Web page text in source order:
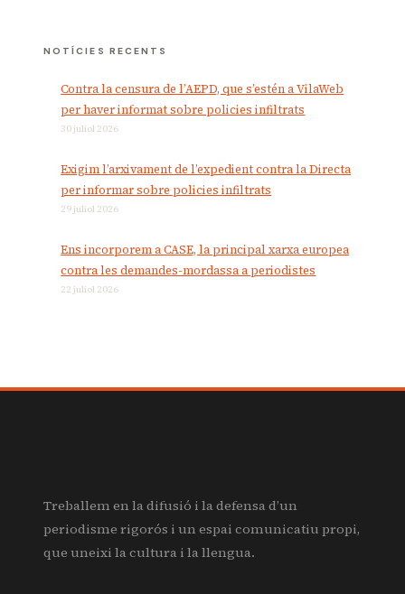
NOTÍCIES RECENTS
Contra la censura de l’AEPD, que s’estén a VilaWeb
per haver informat sobre policies infiltrats
30 juliol 2026
Exigim l’arxivament de l’expedient contra la Directa
per informar sobre policies infiltrats
29 juliol 2026
Ens incorporem a CASE, la principal xarxa europea
contra les demandes-mordassa a periodistes
22 juliol 2026
Treballem en la difusió i la defensa d’un
periodisme rigorós i un espai comunicatiu propi,
que uneixi la cultura i la llengua.